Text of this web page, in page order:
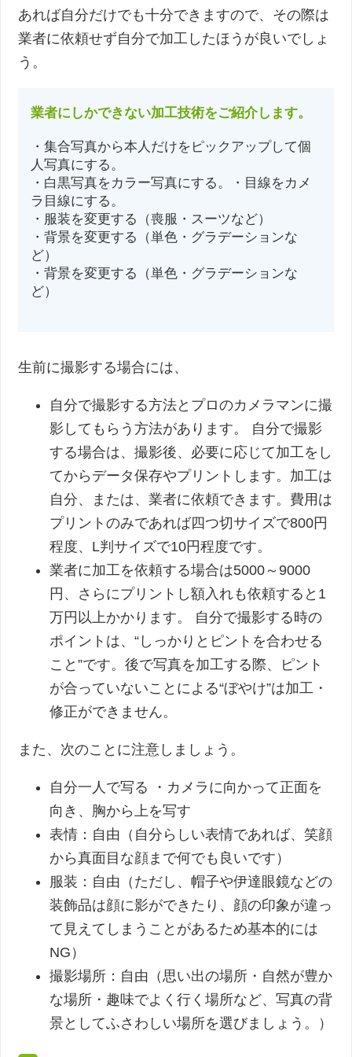
あれば自分だけでも十分できますので、その際は
業者に依頼せず自分で加工したほうが良いでしょ
う。
業者にしかできない加工技術をご紹介します。
・集合写真から本人だけをピックアップして個
人写真にする。
・白黒写真をカラー写真にする。・目線をカメ
ラ目線にする。
・服装を変更する（喪服・スーツなど）
・背景を変更する（単色・グラデーションな
ど）
・背景を変更する（単色・グラデーションな
ど）
生前に撮影する場合には、
自分で撮影する方法とプロのカメラマンに撮
影してもらう方法があります。 自分で撮影
する場合は、撮影後、必要に応じて加工をし
てからデータ保存やプリントします。加工は
自分、または、業者に依頼できます。費用は
プリントのみであれば四つ切サイズで800円
程度、L判サイズで10円程度です。
業者に加工を依頼する場合は5000～9000
円、さらにプリントし額入れも依頼すると1
万円以上かかります。 自分で撮影する時の
ポイントは、“しっかりとピントを合わせる
こと”です。後で写真を加工する際、ピント
が合っていないことによる“ぼやけ”は加工・
修正ができません。
また、次のことに注意しましょう。
自分一人で写る ・カメラに向かって正面を
向き、胸から上を写す
表情：自由（自分らしい表情であれば、笑顔
から真面目な顔まで何でも良いです）
服装：自由（ただし、帽子や伊達眼鏡などの
装飾品は顔に影ができたり、顔の印象が違っ
て見えてしまうことがあるため基本的には
NG）
撮影場所：自由（思い出の場所・自然が豊か
な場所・趣味でよく行く場所など、写真の背
景としてふさわしい場所を選びましょう。）